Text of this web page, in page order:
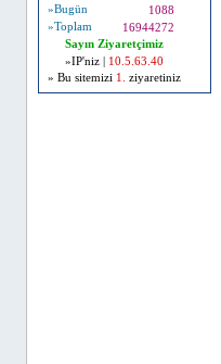
»Bugün
1088
»Toplam
16944272
Sayın Ziyaretçimiz
»IP'niz |
10.5.63.40
» Bu sitemizi 1. ziyaretiniz